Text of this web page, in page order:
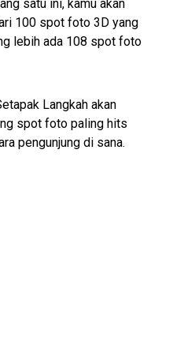
satu ini, kamu akan
100 spot foto 3D yang
lebih ada 108 spot foto
Langkah akan
spot foto paling hits
pengunjung di sana.